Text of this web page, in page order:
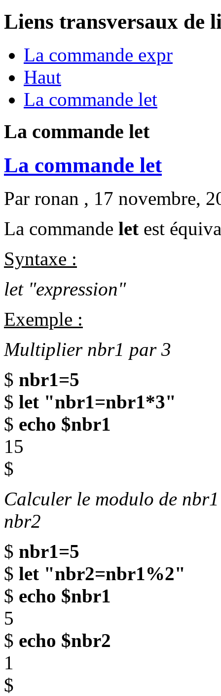
Liens transversaux de
La commande expr
Haut
La commande let
La commande let
La commande let
Par ronan , 17 novembre,
La commande let est
Syntaxe :
let "expression"
Exemple :
Multiplier nbr1 par 3
$ nbr1=5
$ let "nbr1=nbr1*3"
$ echo $nbr1
15
$
Calculer le modulo de
nbr2
$ nbr1=5
$ let "nbr2=nbr1%2"
$ echo $nbr1
5
$ echo $nbr2
1
$